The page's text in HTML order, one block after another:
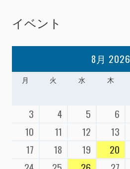
イベント
8月 2026
月 火 水 木
3
4 5 6
10
11 12 13
17
18 19 20